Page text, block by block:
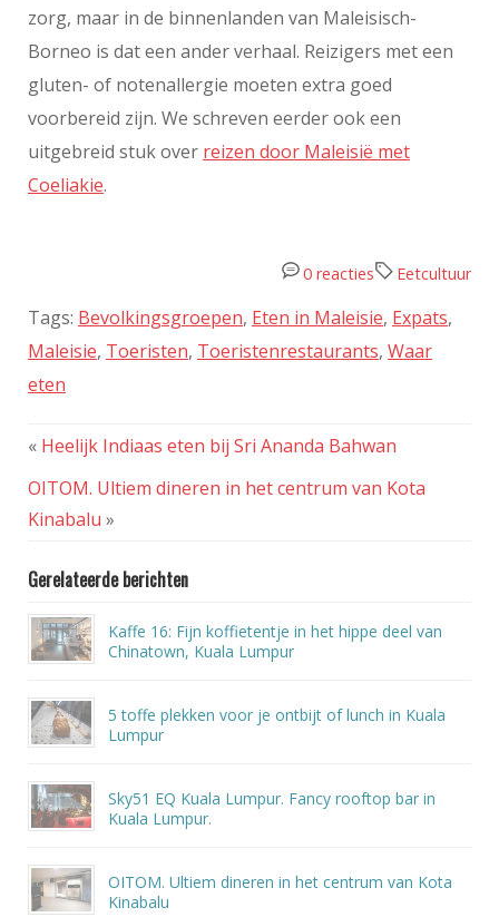
zorg, maar in de binnenlanden van Maleisisch-
Borneo is dat een ander verhaal. Reizigers met een
gluten- of notenallergie moeten extra goed
voorbereid zijn. We schreven eerder ook een
uitgebreid stuk over reizen door Maleisië met
Coeliakie.
Eetcultuur
0 reacties
Tags: Bevolkingsgroepen, Eten in Maleisie, Expats,
Maleisie, Toeristen, Toeristenrestaurants, Waar
eten
« Heelijk Indiaas eten bij Sri Ananda Bahwan
OITOM. Ultiem dineren in het centrum van Kota
Kinabalu »
Gerelateerde berichten
Kaffe 16: Fijn koffietentje in het hippe deel van
Chinatown, Kuala Lumpur
5 toffe plekken voor je ontbijt of lunch in Kuala
Lumpur
Sky51 EQ Kuala Lumpur. Fancy rooftop bar in
Kuala Lumpur.
OITOM. Ultiem dineren in het centrum van Kota
Kinabalu